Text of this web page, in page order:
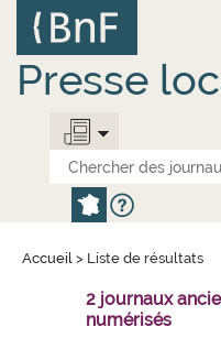
contenu
principal
Presse
Accueil > Liste de résultats
2 journaux
numérisés
Panneau de gestion des cookies